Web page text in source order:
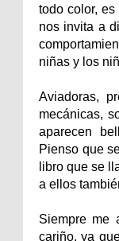
todo color,
nos invita a
niñas y los
Aviadoras,
mecánicas,
aparecen
Pienso que
libro que se
a ellos
Siempre me
cariño, ya